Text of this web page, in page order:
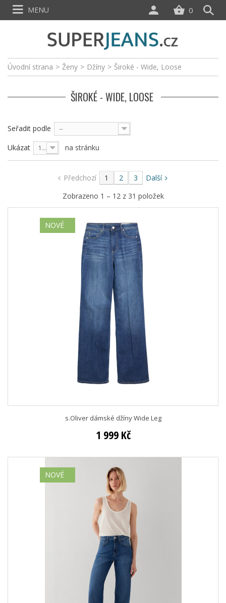
Úvodní strana > Ženy > Džíny > Široké - Wide, Loose
ŠIROKÉ - WIDE, LOOSE
Seřadit podle --
Ukázat 12 na stránku
Předchozí 1 2 3
Další
Zobrazeno 1 – 12 z 31 položek
NOVÉ
s.Oliver dámské džíny Wide Leg
1 999 Kč
NOVÉ
0
MENU